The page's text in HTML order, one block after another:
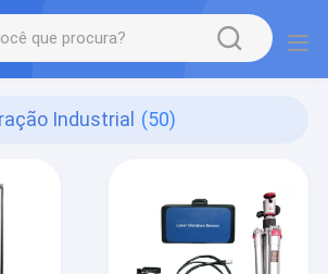
Industrial (50)